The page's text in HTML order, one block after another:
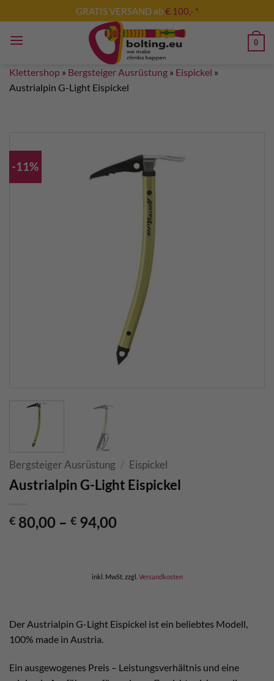
Inhalt
springen
GRATIS VERSAND ab€ 100,- *
0
Klettershop » Bergsteiger Ausrüstung » Eispickel »
Austrialpin G-Light Eispickel
-11%
Bergsteiger Ausrüstung / Eispickel
Austrialpin G-Light Eispickel
€ 80,00 – € 94,00
inkl. MwSt. zzgl. Versandkosten
Der Austrialpin G-Light Eispickel ist ein beliebtes Modell,
100% made in Austria.
Ein ausgewogenes Preis – Leistungsverhältnis und eine